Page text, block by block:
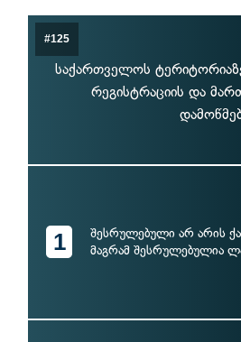
#125
საქართველოს
რეგისტრაციის და
1
შესრულებული არ არის
მაგრამ შესრულებულია